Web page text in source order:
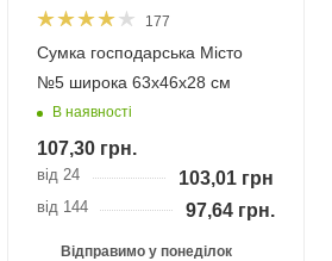
177
Сумка господарська Місто
№5 широка 63х46х28 см
В наявності
107,30 грн.
від 24 103,01грн.
від 144 97,64грн.
Відправимо у понеділок